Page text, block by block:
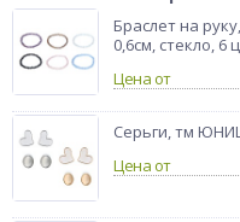
встречи или
утончённый дизайн
любого цвета и стиля,
стильный аксессуар. В
Браслет на
0,6см, стекло, 6
Цена от
Серьги, тм
Цена от